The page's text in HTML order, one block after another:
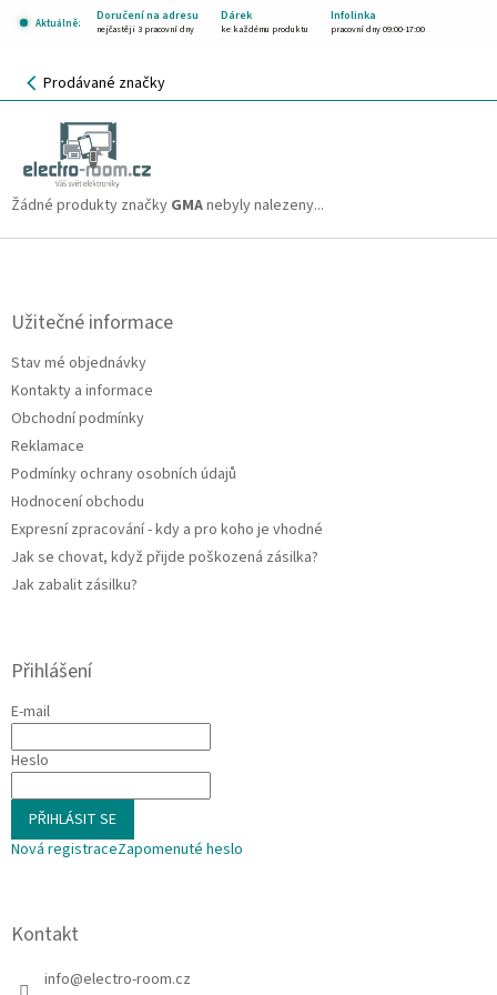
Aktuálně:
Doručení na adresu Dárek Infolinka
nejčastěji 3 pracovní dny ke každému produktu pracovní dny 09:00-17:00
NÁKUPNÍ
KOŠÍK
Prodávané značky
GMA
Žádné produkty značky GMAnebyly nalezeny...
Z
Užitečné informace
Stav mé objednávky
Kontakty a informace
Obchodní podmínky
Reklamace
Podmínky ochrany osobních údajů
Hodnocení obchodu
Expresní zpracování - kdy a pro koho je vhodné
Jak se chovat, když přijde poškozená zásilka?
Jak zabalit zásilku?
Přihlášení
E-mail
Heslo
PŘIHLÁSIT SE
Nová registraceZapomenuté heslo
Kontakt
info@electro-room.cz